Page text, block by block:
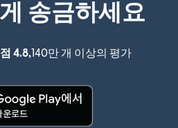
송금하세요
4.8,140만 개 이상의 평가